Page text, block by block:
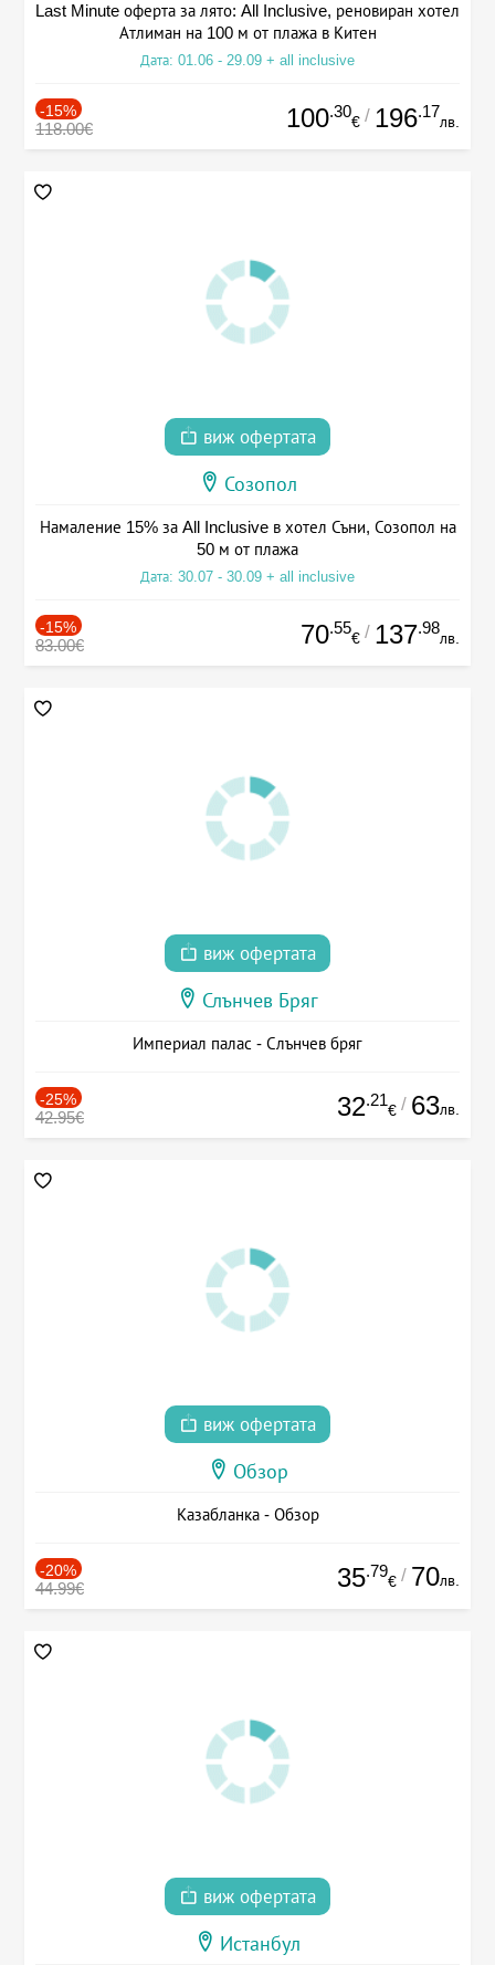
Last Minute оферта за лято: All Inclusive, реновиран хотел
Атлиман на 100 м от плажа в Китен
Дата: 01.06 - 29.09 + all inclusive
-15%
118.00€ 100.30
€ / 196.17
лв.
виж офертата
Созопол
Намаление 15% за All Inclusive в хотел Съни, Созопол на
50 м от плажа
Дата: 30.07 - 30.09 + all inclusive
-15%
83.00€ 70.55
€ / 137.98
лв.
виж офертата
Слънчев Бряг
Империал палас - Слънчев бряг
-25%
42.95€ 32.21
€ / 63лв.
виж офертата
Обзор
Казабланка - Обзор
-20%
44.99€ 35.79
€ / 70лв.
виж офертата
Истанбул